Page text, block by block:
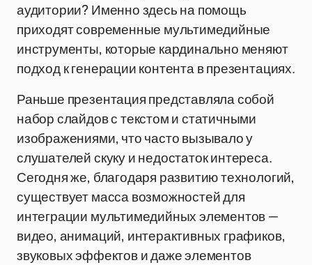
аудитории? Именно здесь на помощь
приходят современные мультимедийные
инструменты, которые кардинально меняют
подход к генерации контента в презентациях.
Раньше презентация представляла собой
набор слайдов с текстом и статичными
изображениями, что часто вызывало у
слушателей скуку и недостаток интереса.
Сегодня же, благодаря развитию технологий,
существует масса возможностей для
интеграции мультимедийных элементов —
видео, анимаций, интерактивных графиков,
звуковых эффектов и даже элементов